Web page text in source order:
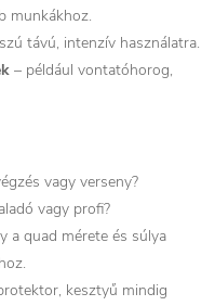
munkákhoz.
távú, intenzív használatra.
– például vontatóhorog,
vagy verseny?
vagy profi?
a quad mérete és súlya
kesztyű mindig